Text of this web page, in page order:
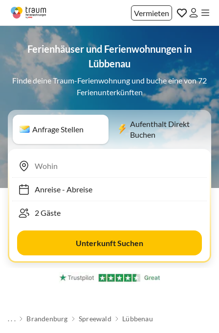
Vermieten
Ferienhäuser und Ferienwohnungen in
Lübbenau
Finde deine Traum-Ferienwohnung und buche eine von 72
Ferienunterkünften
Anfrage Stellen
Aufenthalt Direkt
Buchen
Anreise- Abreise
Unterkunft Suchen
. . . Brandenburg Spreewald Lübbenau